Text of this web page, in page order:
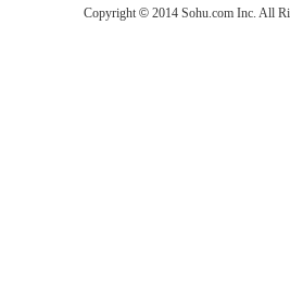
Copyright © 2014 Sohu.com Inc. All